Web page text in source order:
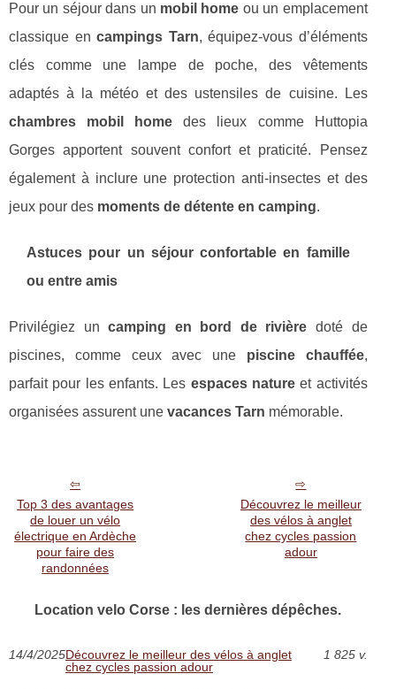
Pour un séjour dans un mobil home ou un emplacement
classique encampings Tarn, équipez-vous d’éléments
clés comme une lampe de poche, des vêtements
adaptés à la météo et des ustensiles de cuisine. Les
chambres mobil home des lieux comme Huttopia
Gorges apportent souvent confort et praticité. Pensez
également à inclure une protection anti-insectes et des
jeux pour des moments de détente en camping.
Astuces pour un séjour confortable en famille
ou entre amis
Privilégiez uncamping en bord de rivière doté de
piscines, comme ceux avec une piscine chauffée,
parfait pour les enfants. Les espaces natureet activités
organisées assurent une vacances Tarn mémorable.
Top 3 des avantages
de louer un vélo
électrique en Ardèche
pour faire des
randonnées
Découvrez le meilleur
des vélos à anglet
chez cycles passion
adour
Location velo Corse : les dernières dépêches.
14/4/2025Découvrez le meilleur des vélos à anglet
chez cycles passion adour
1 825 v.